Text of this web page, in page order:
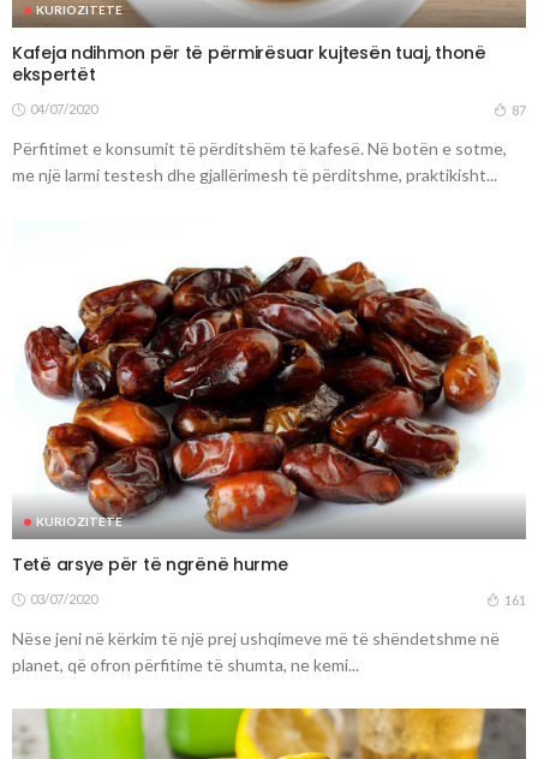
KURIOZITETE
Kafeja ndihmon për të përmirësuar kujtesën tuaj, thonë
ekspertët
04/07/2020 87
Përfitimet e konsumit të përditshëm të kafesë. Në botën e sotme,
me një larmi testesh dhe gjallërimesh të përditshme, praktikisht...
KURIOZITETE
Tetë arsye për të ngrënë hurme
03/07/2020 161
Nëse jeni në kërkim të një prej ushqimeve më të shëndetshme në
planet, që ofron përfitime të shumta, ne kemi...